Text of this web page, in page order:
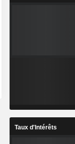
Taux d'Intérêts